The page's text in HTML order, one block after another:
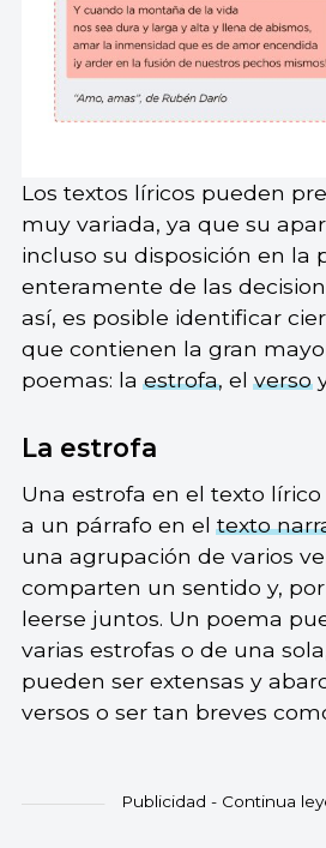
Los textos líricos pueden
muy variada, ya que su
incluso su disposición en la
enteramente de las
así, es posible identificar
que contienen la gran
poemas: laestrofa, elverso
La estrofa
Una estrofa en el texto
a un párrafo en eltexto
una agrupación de varios
comparten un sentido y,
leerse juntos. Un poema
varias estrofas o de una
pueden ser extensas y
versos o ser tan breves